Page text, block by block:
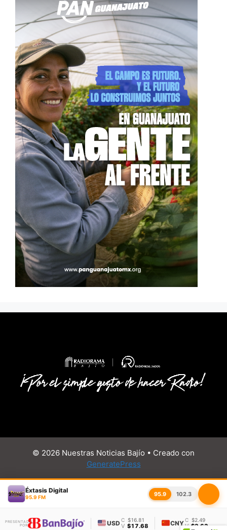
© 2026 Nuestras Noticias Bajío • Creado con
GeneratePress
Éxtasis Digital
95.9 FM 95.9 102.3
PRESENTADO
POR USD C $16.81
V $17.68 CNYC $2.49
V $2.62